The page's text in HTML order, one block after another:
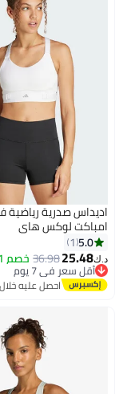
اديداس صدرية
امباكت لوكس هاي
5.0
1
د.ك‏25.48
36.98خصم 31%
أقل سعر في 7 يوم
أقل سعر في 7 يوماحصل عليه خلال